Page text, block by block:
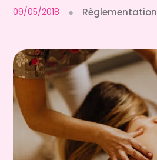
09/05/2018 ● Règlementation